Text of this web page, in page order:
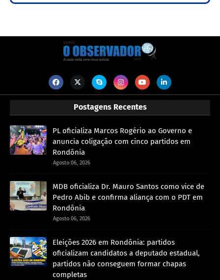
Postagens Recentes
PL oficializa Marcos Rogério ao Governo e
anuncia coligação com cinco partidos em
Rondônia
Agosto 06, 2026
MDB oficializa Dr. Mauro Santos como vice de
Pedro Abib e confirma aliança com o PDT em
Rondônia
Agosto 06, 2026
Eleições 2026 em Rondônia: partidos
oficializam candidatos a deputado estadual,
partidos não conseguem formar chapas
completas